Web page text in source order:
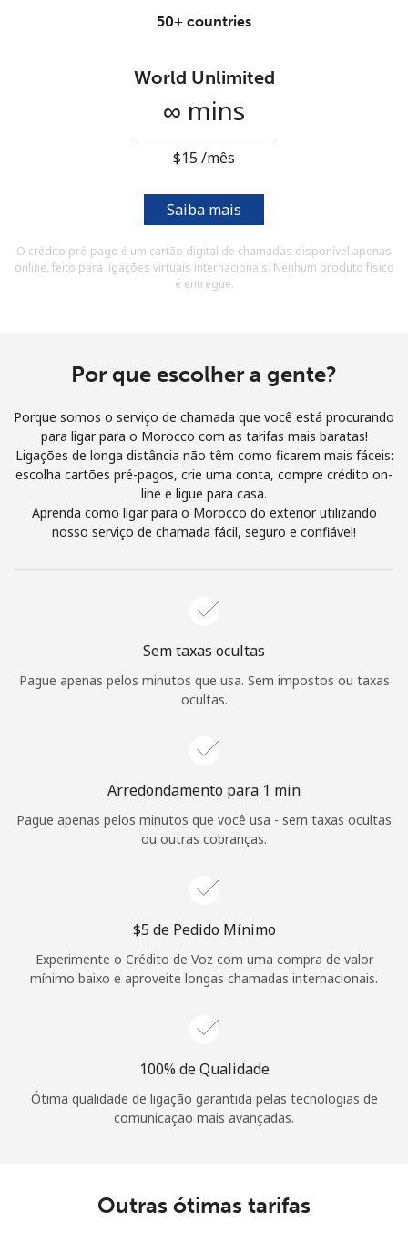
Olá!
CADASTRE-SE AGORA →
Login
ou
Continuar com
50+ countries
World Unlimited
∞ mins
⁦$15⁩ /mês
Saiba mais
O crédito pré-pago é um cartão digital de chamadas disponível apenas
online, feito para ligações virtuais internacionais. Nenhum produto físico
é entregue.
Por que escolher a gente?
Porque somos o serviço de chamada que você está procurando
para ligar para o Morocco com as tarifas mais baratas!
Ligações de longa distância não têm como ficarem mais fáceis:
escolha cartões pré-pagos, crie uma conta, compre crédito on-
line e ligue para casa.
Aprenda como ligar para o Morocco do exterior utilizando
nosso serviço de chamada fácil, seguro e confiável!
Sem taxas ocultas
Pague apenas pelos minutos que usa. Sem impostos ou taxas
ocultas.
Arredondamento para 1 min
Pague apenas pelos minutos que você usa - sem taxas ocultas
ou outras cobranças.
⁦$5⁩ de Pedido Mínimo
Experimente o Crédito de Voz com uma compra de valor
mínimo baixo e aproveite longas chamadas internacionais.
100% de Qualidade
Ótima qualidade de ligação garantida pelas tecnologias de
comunicação mais avançadas.
Outras ótimas tarifas